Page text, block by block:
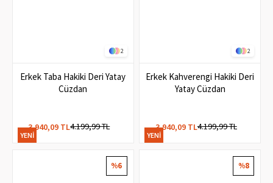
2
Erkek Taba Hakiki Deri Yatay
Cüzdan
3.940,09 TL4.199,99 TL
YENI
2
Erkek Kahverengi Hakiki Deri
Yatay Cüzdan
3.940,09 TL4.199,99 TL
YENI
%6 %8